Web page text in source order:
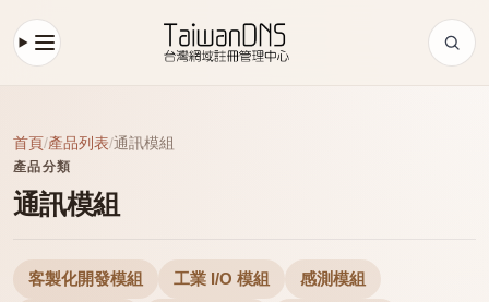
首頁/產品列表/通訊模組
產品分類
通訊模組
客製化開發模組 工業 I/O 模組 感測模組